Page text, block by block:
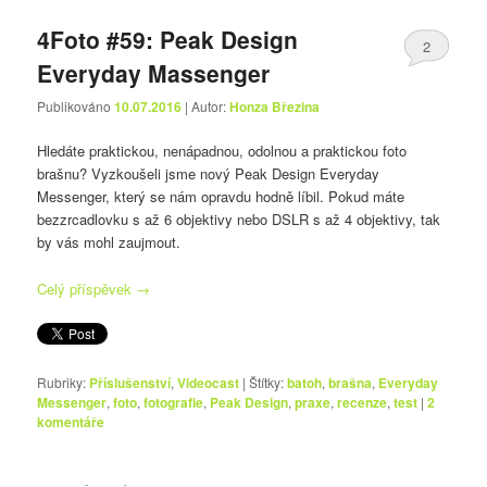
4Foto #59: Peak Design
Everyday Massenger
Publikováno10.07.2016 | Autor:Honza Březina
2
Hledáte praktickou, nenápadnou, odolnou a praktickou foto
brašnu? Vyzkoušeli jsme nový Peak Design Everyday
Messenger, který se nám opravdu hodně líbil. Pokud máte
bezzrcadlovku s až 6 objektivy nebo DSLR s až 4 objektivy, tak
by vás mohl zaujmout.
Celý příspěvek →
Rubriky: Příslušenství,Videocast |Štítky:batoh,brašna, Everyday
Messenger,foto,fotografie, Peak Design,praxe,recenze,test |2
komentáře